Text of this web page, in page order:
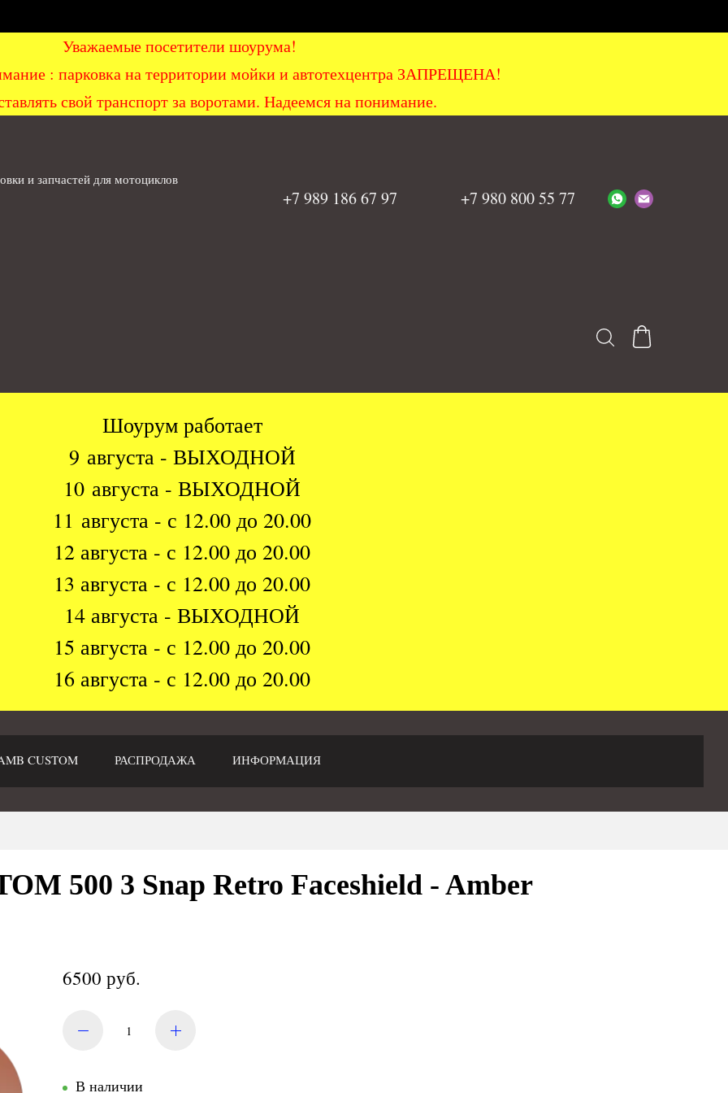
Уважаемые посетители шоурума!
: парковка на территории мойки и автотехцентра ЗАПРЕЩЕНА!
свой транспорт за воротами. Надеемся на понимание.
и запчастей для мотоциклов
+7 980 800 55 77
+7 989 186 67 97
Шоурум работает
9 августа - ВЫХОДНОЙ
10 августа - ВЫХОДНОЙ
11 августа - с 12.00 до 20.00
12 августа - с 12.00 до 20.00
13 августа - с 12.00 до 20.00
14 августа - ВЫХОДНОЙ
15 августа - с 12.00 до 20.00
16 августа - с 12.00 до 20.00
CUSTOM РАСПРОДАЖА ИНФОРМАЦИЯ
500 3 Snap Retro Faceshield - Amber
6500 руб.
В наличии